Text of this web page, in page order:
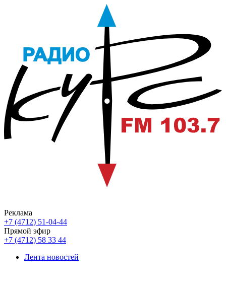
Реклама
+7 (4712) 51-04-44
Прямой эфир
+7 (4712) 58 33 44
Лента новостей